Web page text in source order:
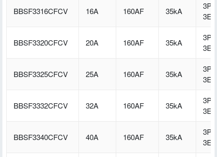
BBSF3316CFCV 16A 160AF 35kA
3P-
3E
BBSF3320CFCV 20A 160AF 35kA
3P-
3E
BBSF3325CFCV 25A 160AF 35kA
3P-
3E
BBSF3332CFCV 32A 160AF 35kA
3P-
3E
BBSF3340CFCV 40A 160AF 35kA
3P-
3E